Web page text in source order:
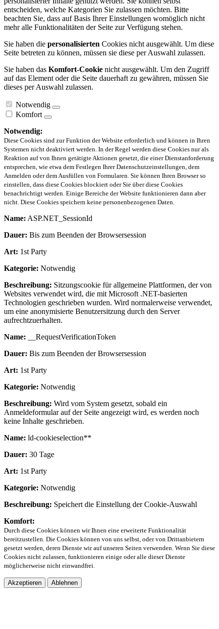
entscheiden, welche Kategorien Sie zulassen möchten. Bitte
beachten Sie, dass auf Basis Ihrer Einstellungen womöglich nicht
mehr alle Funktionalitäten der Seite zur Verfügung stehen.
Sie haben die personalisierten Cookies nicht ausgewählt. Um diese
Seite betreten zu können, müssen sie diese per Auswahl zulassen.
Sie haben das Komfort-Cookie nicht ausgewählt. Um den Zugriff
auf das Element oder die Seite dauerhaft zu gewähren, müssen Sie
dieses per Auswahl zulassen.
Notwendig
Komfort
Notwendig:
Diese Cookies sind zur Funktion der Website erforderlich und können in Ihren
Systemen nicht deaktiviert werden. In der Regel werden diese Cookies nur als
Reaktion auf von Ihnen getätigte Aktionen gesetzt, die einer Dienstanforderung
entsprechen, wie etwa dem Festlegen Ihrer Datenschutzeinstellungen, dem
Anmelden oder dem Ausfüllen von Formularen. Sie können Ihren Browser so
einstellen, dass diese Cookies blockiert oder Sie über diese Cookies
benachrichtigt werden. Einige Bereiche der Website funktionieren dann aber
nicht. Diese Cookies speichern keine personenbezogenen Daten.
Name: ASP.NET_SessionId
Dauer: Bis zum Beenden der Browsersession
Art: 1st Party
Kategorie: Notwendig
Beschreibung: Sitzungscookie für allgemeine Plattformen, der von
Websites verwendet wird, die mit Microsoft .NET-basierten
Technologien geschrieben wurden. Wird normalerweise verwendet,
um eine anonymisierte Benutzersitzung durch den Server
aufrechtzuerhalten.
Name: __RequestVerificationToken
Dauer: Bis zum Beenden der Browsersession
Art: 1st Party
Kategorie: Notwendig
Beschreibung: Wird vom System gesetzt, sobald ein
Anmeldeformular auf der Seite angezeigt wird, es werden noch
keine Inhalte geschrieben.
Name: ld-cookieselection**
Dauer: 30 Tage
Art: 1st Party
Kategorie: Notwendig
Beschreibung: Speichert die Einstellung der Cookie-Auswahl
Komfort:
Durch diese Cookies können wir Ihnen eine erweiterte Funktionalität
bereitzustellen. Die Cookies können von uns selbst, oder von Drittanbietern
gesetzt werden, deren Dienste wir auf unseren Seiten verwenden. Wenn Sie diese
Cookies nicht zulassen, funktionieren einige oder alle dieser Dienste
möglicherweise nicht einwandfrei.
Akzeptieren Ablehnen